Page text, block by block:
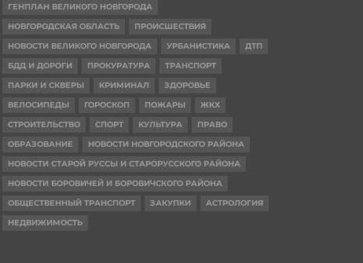
ГЕНПЛАН ВЕЛИКОГО НОВГОРОДА
НОВГОРОДСКАЯ ОБЛАСТЬ
ПРОИСШЕСТВИЯ
НОВОСТИ ВЕЛИКОГО НОВГОРОДА
УРБАНИСТИКА
ДТП
БДД И ДОРОГИ
ПРОКУРАТУРА
ТРАНСПОРТ
ПАРКИ И СКВЕРЫ
КРИМИНАЛ
ЗДОРОВЬЕ
ВЕЛОСИПЕДЫ
ГОРОСКОП ПОЖАРЫ
ЖКХ
СТРОИТЕЛЬСТВО
СПОРТ КУЛЬТУРА
ПРАВО
ОБРАЗОВАНИЕ
НОВОСТИ НОВГОРОДСКОГО РАЙОНА
НОВОСТИ СТАРОЙ РУССЫ И СТАРОРУССКОГО РАЙОНА
НОВОСТИ БОРОВИЧЕЙ И БОРОВИЧСКОГО РАЙОНА
ОБЩЕСТВЕННЫЙ ТРАНСПОРТ
ЗАКУПКИ
АСТРОЛОГИЯ
НЕДВИЖИМОСТЬ